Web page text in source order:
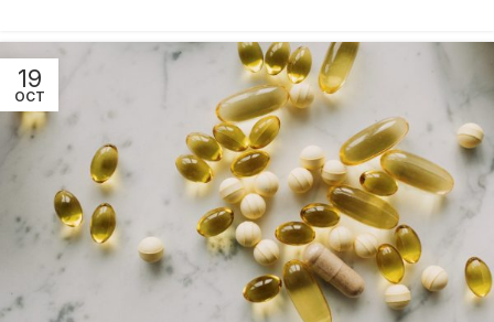
19
OCT